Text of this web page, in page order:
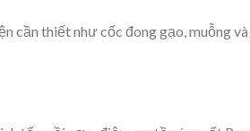
cần thiết như cốc đong gạo, muỗng